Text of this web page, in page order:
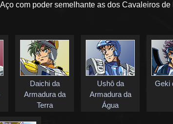
com poder semelhante as dos Cavaleiros de
Daichi da
Armadura da
Terra
Ushô da
Armadura da
Água
Geki